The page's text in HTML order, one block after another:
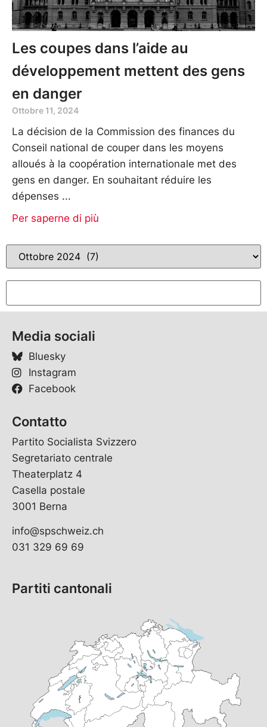
Les coupes dans l’aide au
développement mettent des gens
en danger
Ottobre 11, 2024
La décision de la Commission des finances du
Conseil national de couper dans les moyens
alloués à la coopération internationale met des
gens en danger. En souhaitant réduire les
dépenses
Per saperne di più
Media sociali
Bluesky
Instagram
Facebook
Contatto
Partito Socialista Svizzero
Segretariato centrale
Theaterplatz 4
Casella postale
3001 Berna
info@spschweiz.ch
031 329 69 69
Partiti cantonali